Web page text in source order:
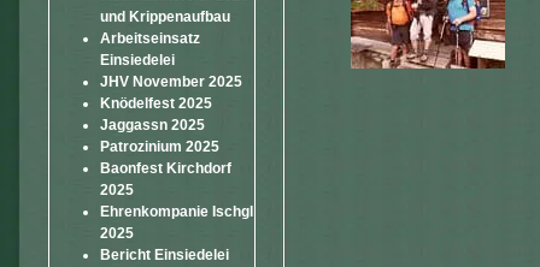
und Krippenaufbau
Arbeitseinsatz
Einsiedelei
JHV November 2025
Knödelfest 2025
Jaggassn 2025
Patrozinium 2025
Baonfest Kirchdorf
2025
Ehrenkompanie Ischgl
2025
Bericht Einsiedelei